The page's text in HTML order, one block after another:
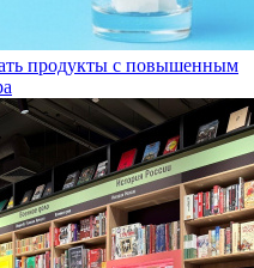
продукты с повышенным